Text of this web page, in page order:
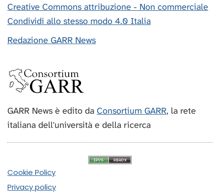
Creative Commons attribuzione - Non commerciale
Condividi allo stesso modo 4.0 Italia
Redazione GARR News
GARR News è edito da Consortium GARR, la rete
italiana dell'università e della ricerca
Cookie Policy
Privacy policy